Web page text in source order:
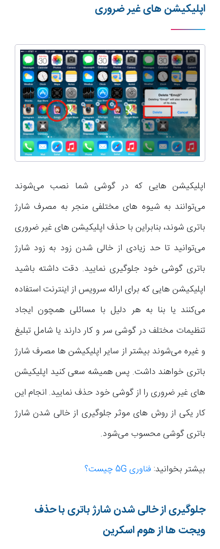
اپلیکیشن های غیر ضروری
اپلیکیشن هایی که در گوشی شما نصب می‌شوند
می‌توانند به شیوه های مختلفی منجر به مصرف شارژ
باتری شوند، بنابراین با حذف اپلیکیشن های غیر ضروری
می‌توانید تا حد زیادی از خالی شدن زود به زود شارژ
باتری گوشی خود جلوگیری نمایید. دقت داشته باشید
اپلیکیشن هایی که برای ارائه سرویس از اینترنت استفاده
می‌کنند یا بنا به هر دلیل با مسائلی همچون ایجاد
تنظیمات مختلف در گوشی سر و کار دارند یا شامل تبلیغ
و غیره می‌شوند بیشتر از سایر اپلیکیشن ها مصرف شارژ
باتری خواهند داشت. پس همیشه سعی کنید اپلیکیشن
های غیر ضروری را از گوشی خود حذف نمایید. انجام این
کار یکی از روش های موثر جلوگیری از خالی شدن شارژ
باتری گوشی محسوب می‌شود.
بیشتر بخوانید: فناوری 5G چیست؟
جلوگیری از خالی شدن شارژ باتری با حذف
ویجت ها از هوم اسکرین